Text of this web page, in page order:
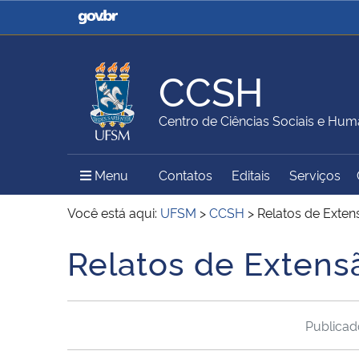
Casa Civil
Ministério da Justiça e
Ministério da Agricultura,
Pecuária e Abastecimento
Ministério da Educação
Ministério do Meio Ambiente Ministério do Turismo
Secretaria de Governo
Gabinete de Segurança
CCSH
Centro de Ciências Sociais e
Menu Menu Principal do Sítio
Contatos Editais Serviços
Você está aqui: UFSM >CCSH > Relatos de
Início do conteúdo
Relatos de